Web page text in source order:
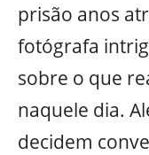
prisão anos
fotógrafa
sobre o que
naquele dia.
decidem